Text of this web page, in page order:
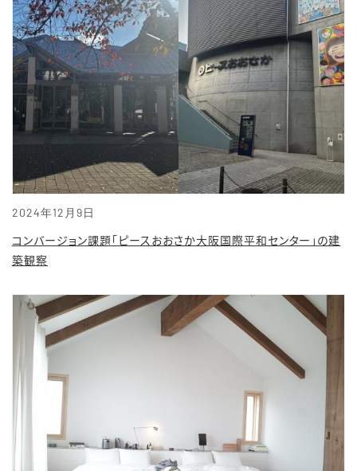
2024年12月9日
コンバージョン課題「ピースおおさか大阪国際平和センター」の建
築観察